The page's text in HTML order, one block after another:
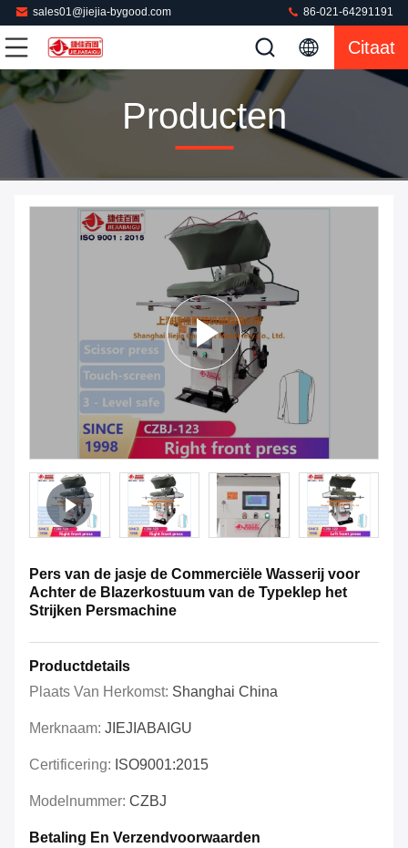
sales01@jiejia-bygood.com 86-021-64291191
Citaat
Producten
Pers van de jasje de Commerciële Wasserij voor
Achter de Blazerkostuum van de Typeklep het
Strijken Persmachine
Productdetails
Plaats Van Herkomst: Shanghai China
Merknaam: JIEJIABAIGU
Certificering: ISO9001:2015
Modelnummer: CZBJ
Betaling En Verzendvoorwaarden